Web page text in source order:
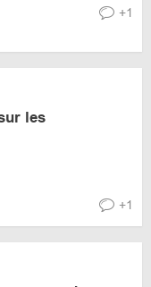
+1
les
+1